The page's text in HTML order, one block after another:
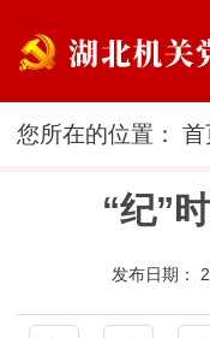
您所在的位置：首
“纪”
发布日期：